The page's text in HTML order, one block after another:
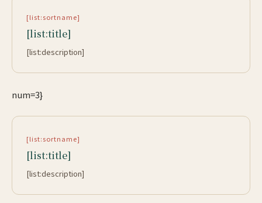
[list:sortname]
[list:title]
[list:description]
num=3}
[list:sortname]
[list:title]
[list:description]